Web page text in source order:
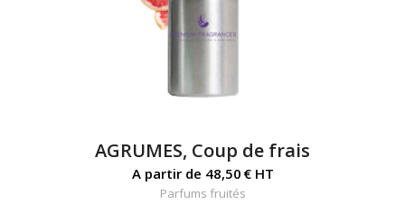
AGRUMES, Coup de frais
A partir de 48,50 €HT
Parfums fruités